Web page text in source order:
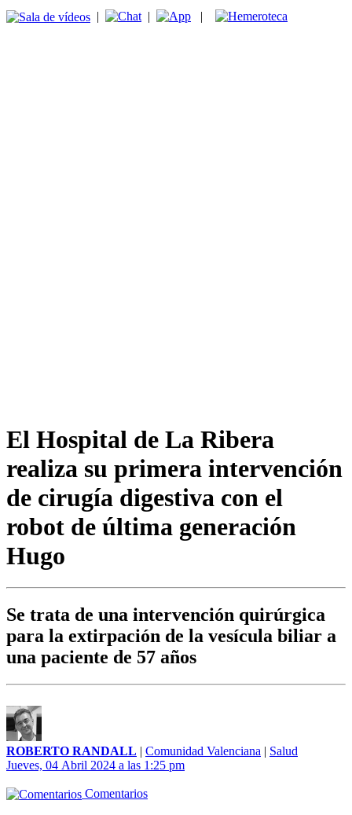
| | |
El Hospital de La Ribera
realiza su primera intervención
de cirugía digestiva con el
robot de última generación
Hugo
Se trata de una intervención quirúrgica
para la extirpación de la vesícula biliar a
una paciente de 57 años
ROBERTO RANDALL | Comunidad Valenciana | Salud
Jueves, 04 Abril 2024 a las 1:25 pm
Comentarios